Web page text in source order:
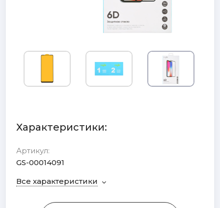
Характеристики:
Артикул:
GS-00014091
Все характеристики